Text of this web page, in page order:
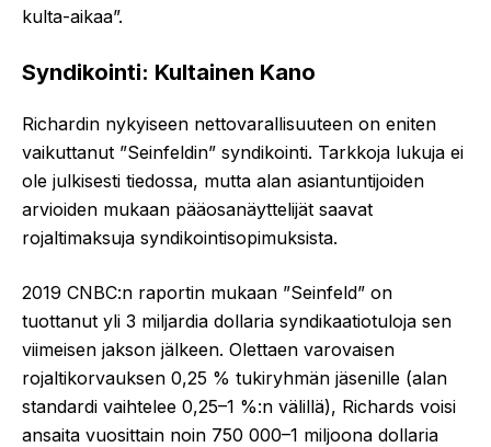
kulta-aikaa”.
Syndikointi: Kultainen Kano
Richardin nykyiseen nettovarallisuuteen on eniten
vaikuttanut ”Seinfeldin” syndikointi. Tarkkoja lukuja ei
ole julkisesti tiedossa, mutta alan asiantuntijoiden
arvioiden mukaan pääosanäyttelijät saavat
rojaltimaksuja syndikointisopimuksista.
2019 CNBC:n raportin mukaan ”Seinfeld” on
tuottanut yli 3 miljardia dollaria syndikaatiotuloja sen
viimeisen jakson jälkeen. Olettaen varovaisen
rojaltikorvauksen 0,25 % tukiryhmän jäsenille (alan
standardi vaihtelee 0,25–1 %:n välillä), Richards voisi
ansaita vuosittain noin 750 000–1 miljoona dollaria